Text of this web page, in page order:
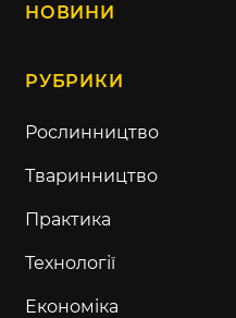
НОВИНИ
РУБРИКИ
Рослинництво
Тваринництво
Практика
Технології
Економіка